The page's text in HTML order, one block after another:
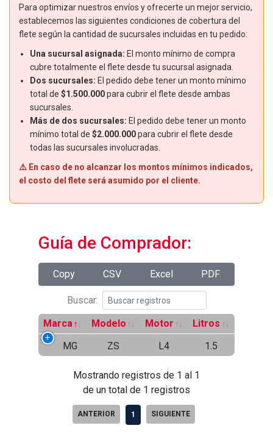
Para optimizar nuestros envíos y ofrecerte un mejor servicio,
establecemos las siguientes condiciones de cobertura del
flete según la cantidad de sucursales incluidas en tu pedido:
Una sucursal asignada: El monto mínimo de compra
cubre totalmente el flete desde tu sucursal asignada.
Dos sucursales: El pedido debe tener un monto mínimo
total de $1.500.000para cubrir el flete desde ambas
sucursales.
Más de dos sucursales: El pedido debe tener un monto
mínimo total de $2.000.000para cubrir el flete desde
todas las sucursales involucradas.
⚠️ En caso de no alcanzar los montos mínimos indicados,
el costo del flete será asumido por el cliente.
Guía de Comprador:
Copy CSV Excel PDF
Buscar:
Marca Modelo Motor
Litros
MG
ZS L4 1.5
Mostrando registros de 1 al 1
de un total de 1 registros
ANTERIOR 1 SIGUIENTE